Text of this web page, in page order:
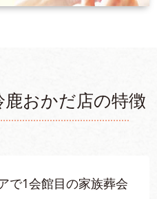
おかだ店の特徴
で1会館目の家族葬会